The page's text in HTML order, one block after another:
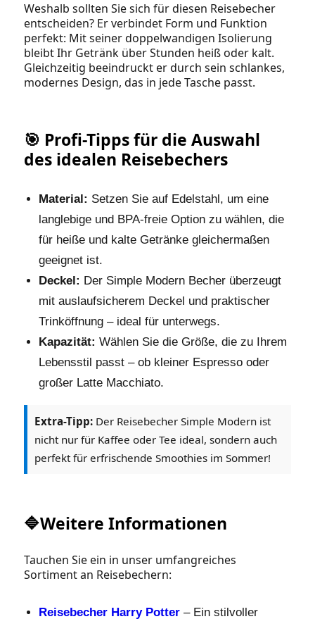
Weshalb sollten Sie sich für diesen Reisebecher
entscheiden? Er verbindet Form und Funktion
perfekt: Mit seiner doppelwandigen Isolierung
bleibt Ihr Getränk über Stunden heiß oder kalt.
Gleichzeitig beeindruckt er durch sein schlankes,
modernes Design, das in jede Tasche passt.
🎯 Profi-Tipps für die Auswahl
des idealen Reisebechers
Material: Setzen Sie auf Edelstahl, um eine
langlebige und BPA-freie Option zu wählen, die
für heiße und kalte Getränke gleichermaßen
geeignet ist.
Deckel: Der Simple Modern Becher überzeugt
mit auslaufsicherem Deckel und praktischer
Trinköffnung – ideal für unterwegs.
Kapazität: Wählen Sie die Größe, die zu Ihrem
Lebensstil passt – ob kleiner Espresso oder
großer Latte Macchiato.
Extra-Tipp: Der Reisebecher Simple Modern ist
nicht nur für Kaffee oder Tee ideal, sondern auch
perfekt für erfrischende Smoothies im Sommer!
🔷Weitere Informationen
Tauchen Sie ein in unser umfangreiches
Sortiment an Reisebechern:
Reisebecher Harry Potter – Ein stilvoller